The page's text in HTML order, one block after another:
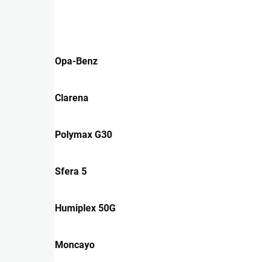
Opa-Benz
Clarena
Polymax G30
Sfera 5
Humiplex 50G
Moncayo